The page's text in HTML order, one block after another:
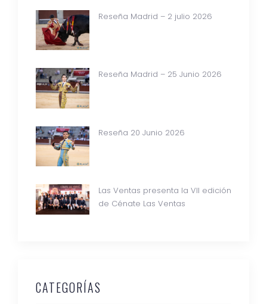
Reseña Madrid – 2 julio 2026
Reseña Madrid – 25 Junio 2026
Reseña 20 Junio 2026
Las Ventas presenta la VII edición
de Cénate Las Ventas
CATEGORÍAS